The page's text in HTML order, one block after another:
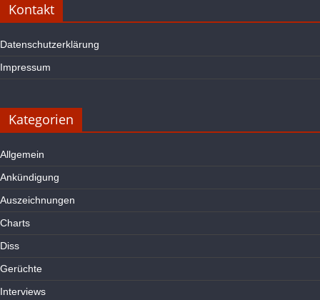
Kontakt
Datenschutzerklärung
Impressum
Kategorien
Allgemein
Ankündigung
Auszeichnungen
Charts
Diss
Gerüchte
Interviews